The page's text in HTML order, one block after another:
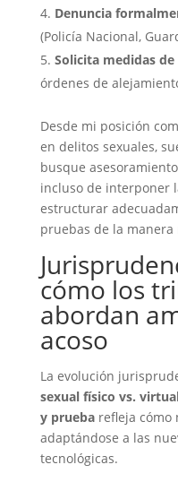
Denuncia
(Policía Nacional,
Solicita medidas
órdenes de
Desde mi posición
en delitos sexuales,
busque
incluso de interponer
estructurar
pruebas de la
cómo los
abordan
acoso
La evolución
sexual físico vs.
y pruebarefleja cómo
adaptándose a las
tecnológicas.